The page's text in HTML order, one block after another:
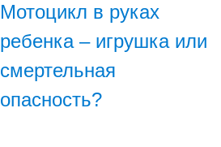
Мотоцикл в руках
ребенка – игрушка или
смертельная
опасность?